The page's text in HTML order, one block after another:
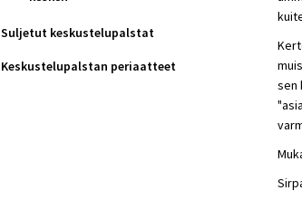
Suljetut keskustelupalstat
Keskustelupalstan periaatteet
sen